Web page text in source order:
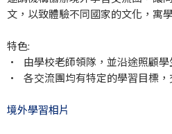
文，以致體驗不同國家的文化，寓
特色:
• 由學校老師領隊，並沿途照顧學
• 各交流團均有特定的學習目標，
境外學習相片